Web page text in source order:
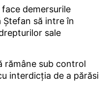
face demersurile
să intre în
sale
rămâne sub control
interdicția de a părăsi